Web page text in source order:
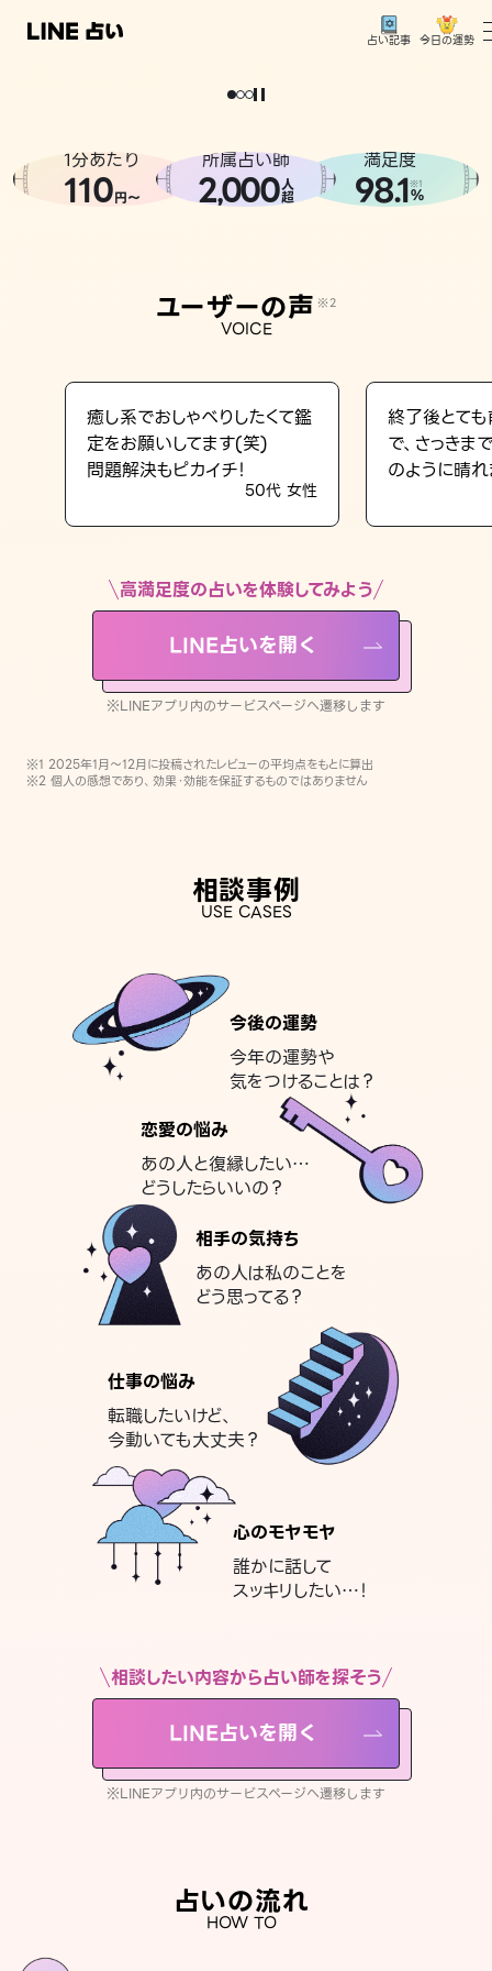
占い記事 今日の運勢
相談事例
占い記事
LINE占いを開く
※LINEアプリ内のサービスページへ遷移します
どうせなら
。
1分あたり
110円〜
所属占い師
2,000人
超
満足度
98.1※1
%
ユーザーの声 ※2
VOICE
癒し系でおしゃべりしたくて鑑
定をお願いしてます(笑)
問題解決もピカイチ！
50代 女性
終了後とて
で、さっき
のように晴れ
高満足度の占いを体験してみよう
LINE占いを開く
※LINEアプリ内のサービスページへ遷移します
※1 2025年1月〜12月に投稿されたレビューの平均点をもとに算出
※2 個人の感想であり、効果・効能を保証するものではありません
相談事例
USE CASES
今後の運勢
今年の運勢や
気をつけることは？
恋愛の悩み
あの人と復縁したい…
どうしたらいいの？
相手の気持ち
あの人は私のことを
どう思ってる？
仕事の悩み
転職したいけど、
今動いても大丈夫？
心のモヤモヤ
誰かに話して
スッキリしたい…！
相談したい内容から占い師を探そう
LINE占いを開く
※LINEアプリ内のサービスページへ遷移します
占いの流れ
HOW TO